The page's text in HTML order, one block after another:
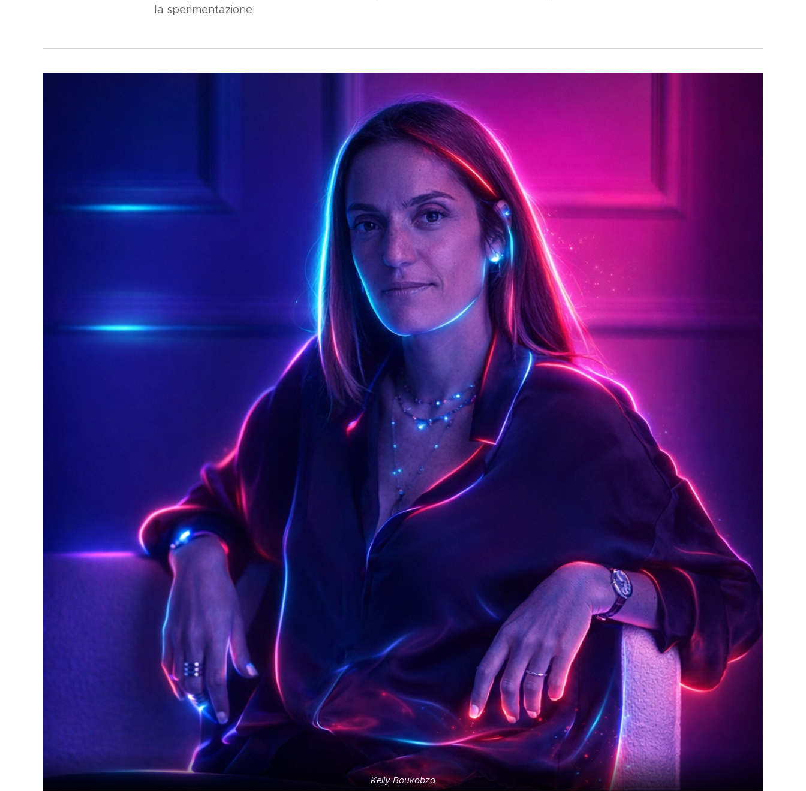
la sperimentazione.
Kelly Boukobza